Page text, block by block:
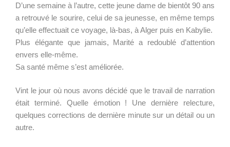
D’une semaine à l’autre, cette jeune dame de bientôt 90 ans
a retrouvé le sourire, celui de sa jeunesse, en même temps
qu’elle effectuait ce voyage, là-bas, à Alger puis en Kabylie.
Plus élégante que jamais, Marité a redoublé d’attention
envers elle-même.
Sa santé même s’est améliorée.
Vint le jour où nous avons décidé que le travail de narration
était terminé. Quelle émotion ! Une dernière relecture,
quelques corrections de dernière minute sur un détail ou un
autre.